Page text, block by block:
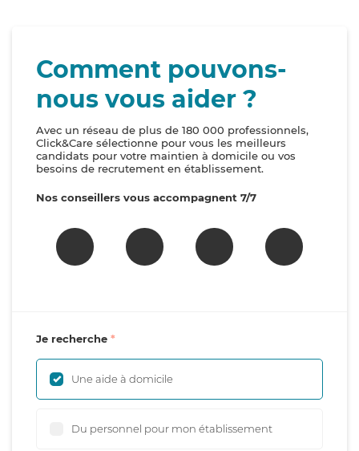
Comment pouvons-
nous vous aider ?
Avec un réseau de plus de 180 000 professionnels,
Click&Care sélectionne pour vous les meilleurs
candidats pour votre maintien à domicile ou vos
besoins de recrutement en établissement.
Nos conseillers vous accompagnent 7/7
Je recherche
Une aide à domicile
Du personnel pour mon établissement